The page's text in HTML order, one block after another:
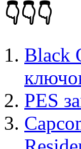
👇👇👇
Black
PES